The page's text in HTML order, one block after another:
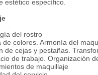
estético específico.
del rostro
colores. Armonía del
de cejas y pestañas.
de trabajo. Organización
de maquillaje